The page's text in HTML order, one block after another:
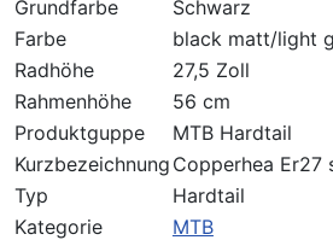
Grundfarbe
Schwarz
Farbe
black matt/light
Radhöhe
27,5 Zoll
Rahmenhöhe
56 cm
Produktguppe
MTB Hardtail
Kurzbezeichnung Copperhea Er27
Typ
Hardtail
Kategorie
MTB